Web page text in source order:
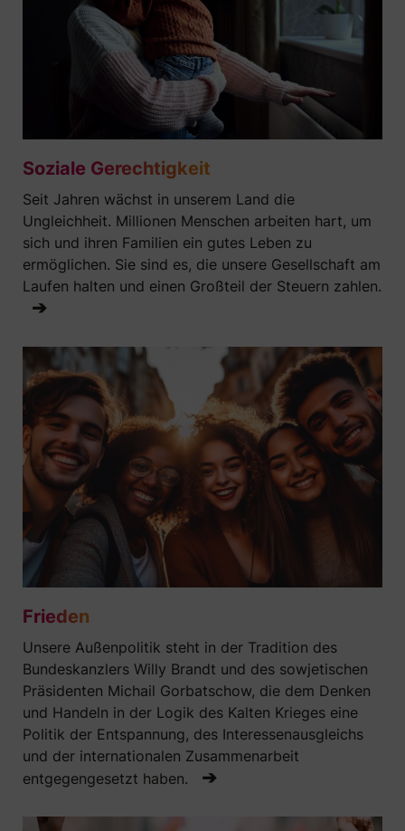
Soziale Gerechtigkeit
Seit Jahren wächst in unserem Land die
Ungleichheit. Millionen Menschen arbeiten hart, um
sich und ihren Familien ein gutes Leben zu
ermöglichen. Sie sind es, die unsere Gesellschaft am
Laufen halten und einen Großteil der Steuern zahlen.
➔
Frieden
Unsere Außenpolitik steht in der Tradition des
Bundeskanzlers Willy Brandt und des sowjetischen
Präsidenten Michail Gorbatschow, die dem Denken
und Handeln in der Logik des Kalten Krieges eine
Politik der Entspannung, des Interessenausgleichs
und der internationalen Zusammenarbeit
entgegengesetzt haben.
➔